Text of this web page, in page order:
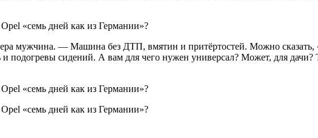
мужчина. — Машина без ДТП, вмятин и притёртостей. Можно сказать,
сидений. А вам для чего нужен универсал? Может, для дачи?